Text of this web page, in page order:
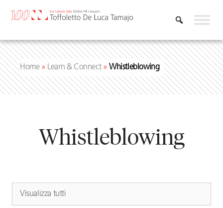
Home» Learn & Connect»Whistleblowing
Whistleblowing